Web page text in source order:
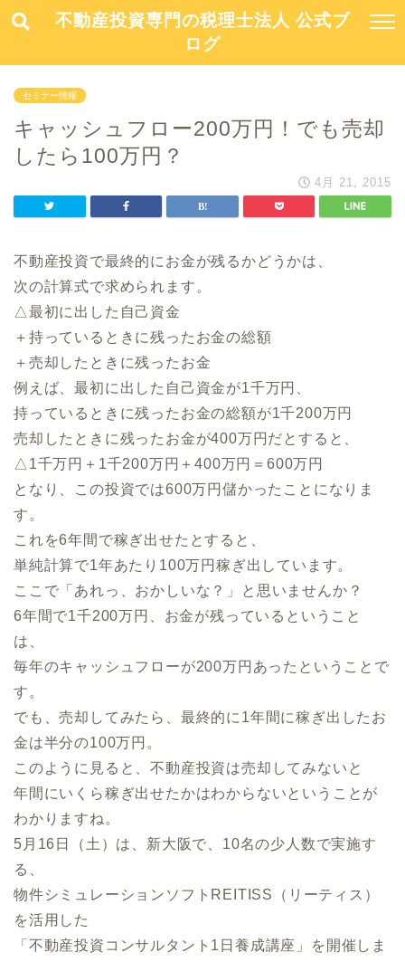
不動産投資専門の税理士法人 公式ブ
ログ
セミナー情報
キャッシュフロー200万円！でも売却
したら100万円？
4月 21, 2015
不動産投資で最終的にお金が残るかどうかは、
次の計算式で求められます。
△最初に出した自己資金
＋持っているときに残ったお金の総額
＋売却したときに残ったお金
例えば、最初に出した自己資金が1千万円、
持っているときに残ったお金の総額が1千200万円
売却したときに残ったお金が400万円だとすると、
△1千万円＋1千200万円＋400万円＝600万円
となり、この投資では600万円儲かったことになりま
す。
これを6年間で稼ぎ出せたとすると、
単純計算で1年あたり100万円稼ぎ出しています。
ここで「あれっ、おかしいな？」と思いませんか？
6年間で1千200万円、お金が残っているということ
は、
毎年のキャッシュフローが200万円あったということで
す。
でも、売却してみたら、最終的に1年間に稼ぎ出したお
金は半分の100万円。
このように見ると、不動産投資は売却してみないと
年間にいくら稼ぎ出せたかはわからないということが
わかりますね。
5月16日（土）は、新大阪で、10名の少人数で実施す
る、
物件シミュレーションソフトREITISS（リーティス）
を活用した
「不動産投資コンサルタント1日養成講座」を開催しま